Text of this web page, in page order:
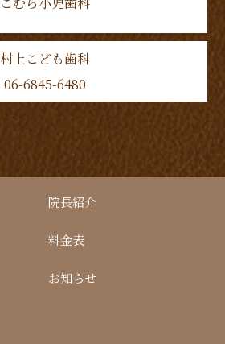
村上こども歯科
06-6845-6480
院長紹介
料金表
お知らせ